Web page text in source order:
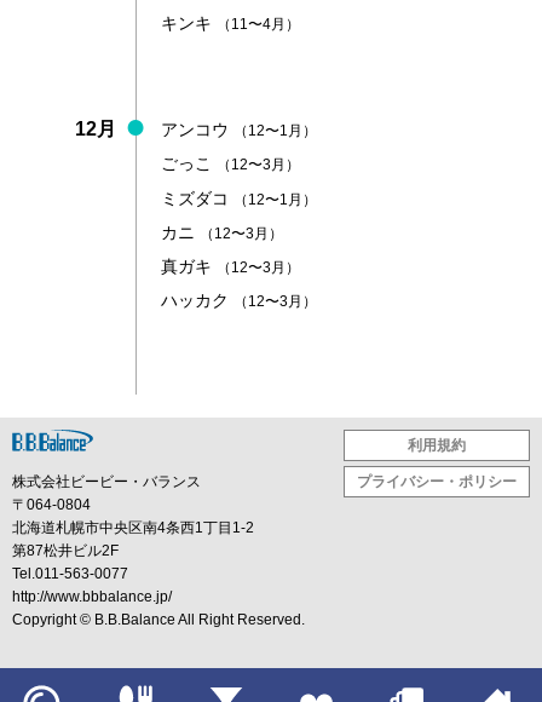
キンキ （11〜4月）
12月 アンコウ （12〜1月）
ごっこ （12〜3月）
ミズダコ （12〜1月）
カニ （12〜3月）
真ガキ （12〜3月）
ハッカク （12〜3月）
株式会社ビービー・バランス
〒064-0804
北海道札幌市中央区南4条西1丁目1-2
第87松井ビル2F
Tel.011-563-0077
http://www.bbbalance.jp/
Copyright © B.B.Balance All Right Reserved.
利用規約
プライバシー・ポリシー